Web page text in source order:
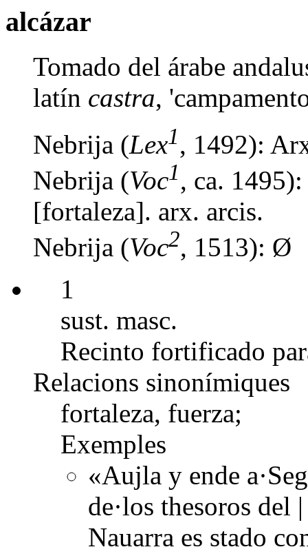
alcázar
Tomado del árabe
latín castra,
Nebrija (Lex1, 1492):
Nebrija (Voc1, ca. 1495):
[fortaleza]. arx. arcis.
Nebrija (Voc2, 1513): Ø
1
sust. masc.
Recinto fortificado
Relacions sinonímiques
fortaleza, fuerza;
Exemples
«Aujla y ende
de·los thesoros del
Nauarra es stado